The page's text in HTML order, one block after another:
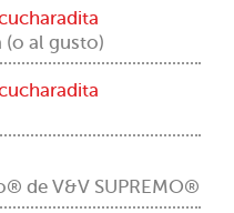
(o al gusto)
de V&V SUPREMO®